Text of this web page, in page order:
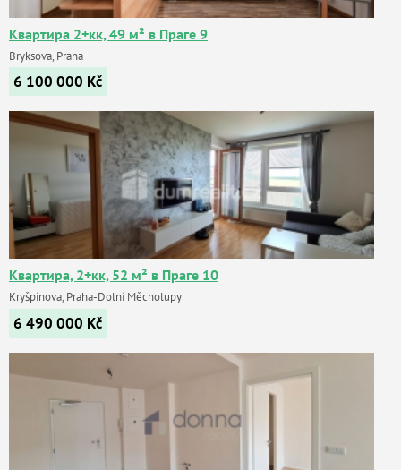
Квартира 2+кк, 49 м² в Праге 9
Bryksova, Praha
6 100 000 Kč
Квартира, 2+кк, 52 м² в Праге 10
Kryšpínova, Praha-Dolní Měcholupy
6 490 000 Kč